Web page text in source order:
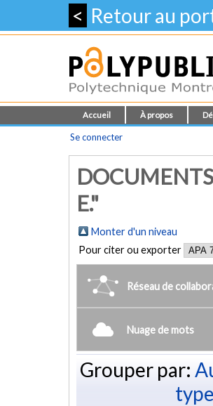
< Retour au
Accueil À propos
Se connecter
E."
Monter d'un niveau
Pour citer ou exporter
Réseau de
Nuage de mots
Grouper par: